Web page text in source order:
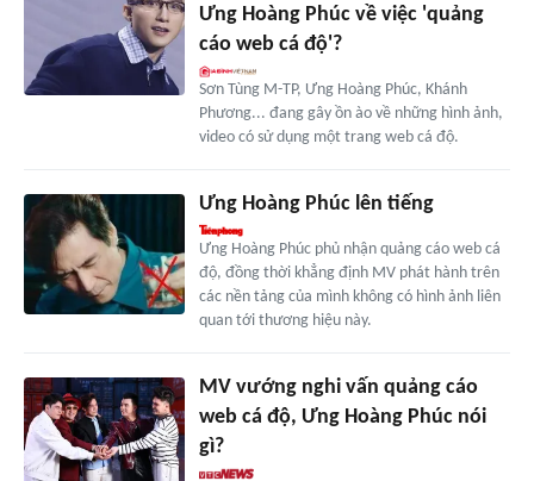
Ưng Hoàng Phúc về việc 'quảng
cáo web cá độ'?
Sơn Tùng M-TP, Ưng Hoàng Phúc, Khánh
Phương... đang gây ồn ào về những hình ảnh,
video có sử dụng một trang web cá độ.
Ưng Hoàng Phúc lên tiếng
Ưng Hoàng Phúc phủ nhận quảng cáo web cá
độ, đồng thời khẳng định MV phát hành trên
các nền tảng của mình không có hình ảnh liên
quan tới thương hiệu này.
MV vướng nghi vấn quảng cáo
web cá độ, Ưng Hoàng Phúc nói
gì?